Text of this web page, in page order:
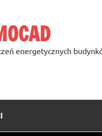
energetycznych